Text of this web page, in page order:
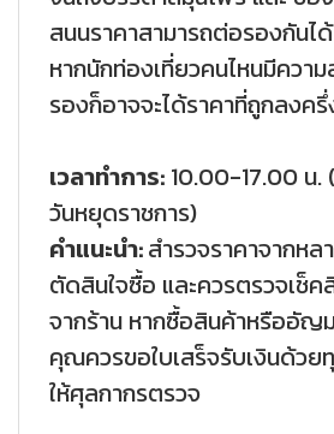
สนนราคาสามารถต่อรองกันได้
หากนักท่องเที่ยวคนไหนมีควา
รองก็อาจจะได้ราคาที่ถูกลงค
เวลาทำการ: 10.00-17.00 น.
วันหยุดราชการ)
คำแนะนำ:สำรวจราคาจากห
ตัดสินใจซื้อ และควรตรวจเช็
จากร้าน หากซื้อสินค้าหรืออั
คุณควรขอใบเสร็จรับเงินด้ว
ให้ศุลกากรตรวจ